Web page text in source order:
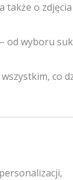
także o
od wyboru
co